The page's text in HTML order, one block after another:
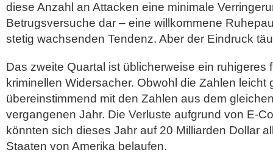
diese Anzahl an Attacken eine minimale
Betrugsversuche dar – eine willkommene
stetig wachsenden Tendenz. Aber der Eindruck
Das zweite Quartal ist üblicherweise ein ruhigeres
kriminellen Widersacher. Obwohl die Zahlen leicht
übereinstimmend mit den Zahlen aus dem
vergangenen Jahr. Die Verluste aufgrund von E-
könnten sich dieses Jahr auf 20 Milliarden Dollar
Staaten von Amerika belaufen.